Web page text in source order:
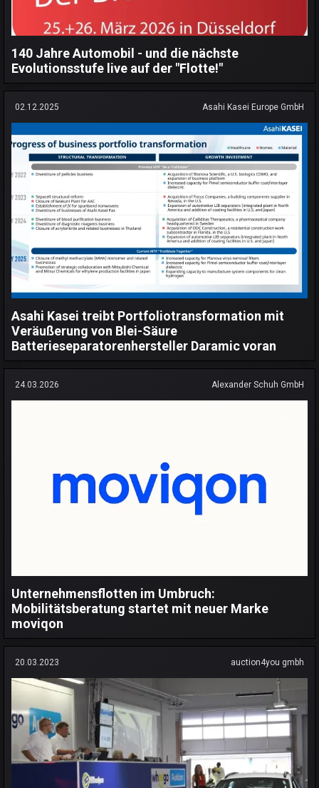
140 Jahre Automobil - und die nächste
Evolutionsstufe live auf der "Flotte!"
02.12.2025 Asahi Kasei Europe GmbH
Asahi Kasei treibt Portfoliotransformation mit
Veräußerung von Blei-Säure
Batterieseparatorenhersteller Daramic voran
24.03.2026 Alexander Schuh GmbH
Unternehmensflotten im Umbruch:
Mobilitätsberatung startet mit neuer Marke
moviqon
20.03.2023 auction4you gmbh